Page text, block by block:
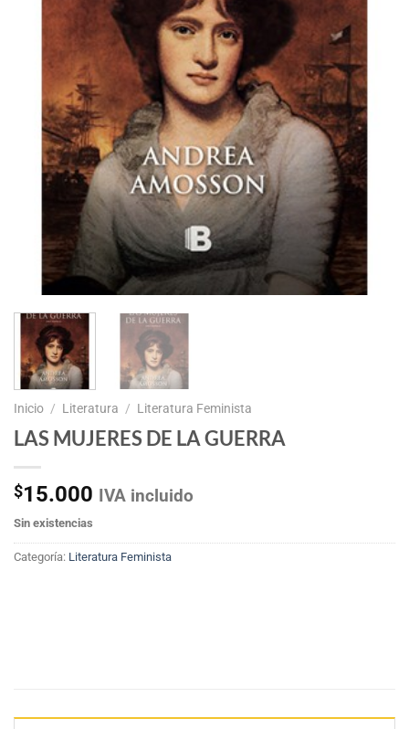
Inicio / Literatura / Literatura Feminista
LAS MUJERES DE LA GUERRA
$15.000 IVA incluido
Sin existencias
Categoría: Literatura Feminista